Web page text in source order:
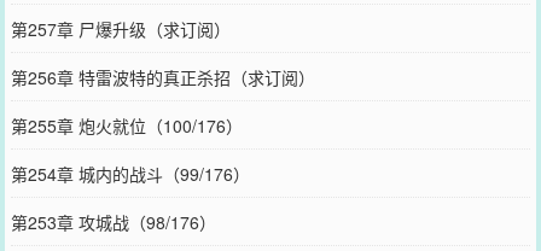
第257章 尸爆升级（求订阅）
第256章 特雷波特的真正杀招（求订阅）
第255章 炮火就位（100/176）
第254章 城内的战斗（99/176）
第253章 攻城战（98/176）